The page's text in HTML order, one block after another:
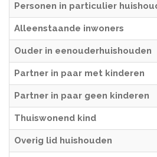
Personen in particulier
Alleenstaande inwoners
Ouder in eenouderhuishouden
Partner in paar met kinderen
Partner in paar geen kinderen
Thuiswonend kind
Overig lid huishouden